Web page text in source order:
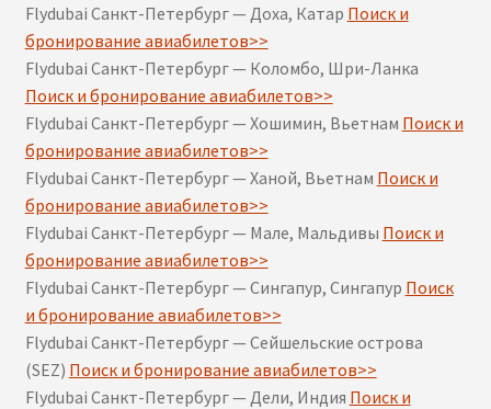
Flydubai Санкт-Петербург — Доха, Катар Поиск и
бронирование авиабилетов>>
Flydubai Санкт-Петербург — Коломбо, Шри-Ланка
Поиск и бронирование авиабилетов>>
Flydubai Санкт-Петербург — Хошимин, Вьетнам Поиск и
бронирование авиабилетов>>
Flydubai Санкт-Петербург — Ханой, Вьетнам Поиск и
бронирование авиабилетов>>
Flydubai Санкт-Петербург — Мале, Мальдивы Поиск и
бронирование авиабилетов>>
Flydubai Санкт-Петербург — Сингапур, Сингапур Поиск
и бронирование авиабилетов>>
Flydubai Санкт-Петербург — Сейшельские острова
(SEZ) Поиск и бронирование авиабилетов>>
Flydubai Санкт-Петербург — Дели, Индия Поиск и